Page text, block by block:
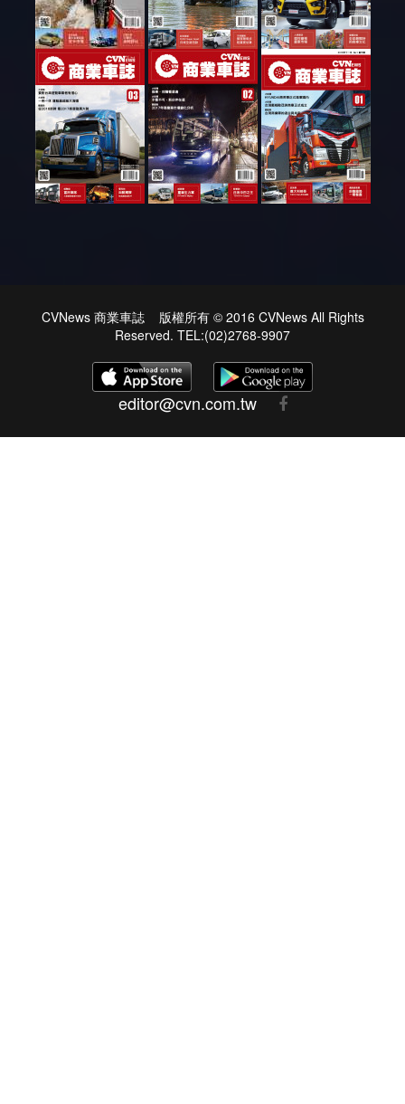
CVNews 商業車誌 版權所有 © 2016 CVNews All Rights
Reserved. TEL:(02)2768-9907
editor@cvn.com.tw